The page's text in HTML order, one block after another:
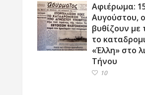
Αφιέρωμα:
Αυγούστου,
βυθίζουν με
το
«Έλλη» στο
Τήνου
10